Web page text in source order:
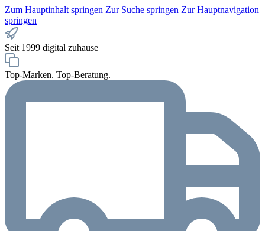
Zum Hauptinhalt springen Zur Suche springen Zur Hauptnavigation
springen
Seit 1999 digital zuhause
Top-Marken. Top-Beratung.